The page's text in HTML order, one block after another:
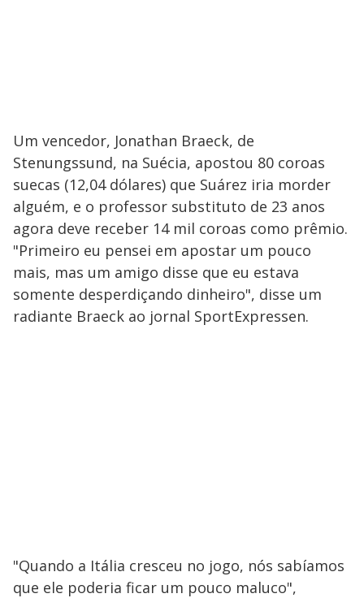
Um vencedor, Jonathan Braeck, de
Stenungssund, na Suécia, apostou 80 coroas
suecas (12,04 dólares) que Suárez iria morder
alguém, e o professor substituto de 23 anos
agora deve receber 14 mil coroas como prêmio.
"Primeiro eu pensei em apostar um pouco
mais, mas um amigo disse que eu estava
somente desperdiçando dinheiro", disse um
radiante Braeck ao jornal SportExpressen.
"Quando a Itália cresceu no jogo, nós sabíamos
que ele poderia ficar um pouco maluco",